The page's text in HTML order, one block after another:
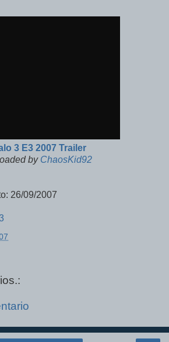
3 E3 2007 Trailer
by ChaosKid92
26/09/2007